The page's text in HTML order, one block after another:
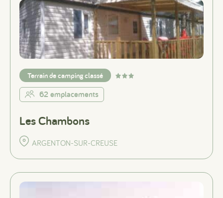
Terrain de camping classé
62 emplacements
Les Chambons
ARGENTON-SUR-CREUSE